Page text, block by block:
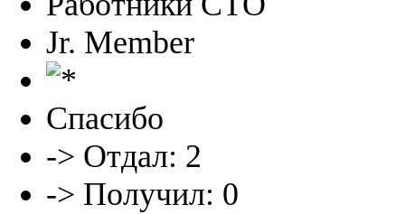
Jr. Member
Спасибо
-> Отдал: 2
-> Получил: 0